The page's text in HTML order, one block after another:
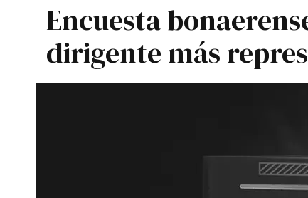
Encuesta
dirigente más